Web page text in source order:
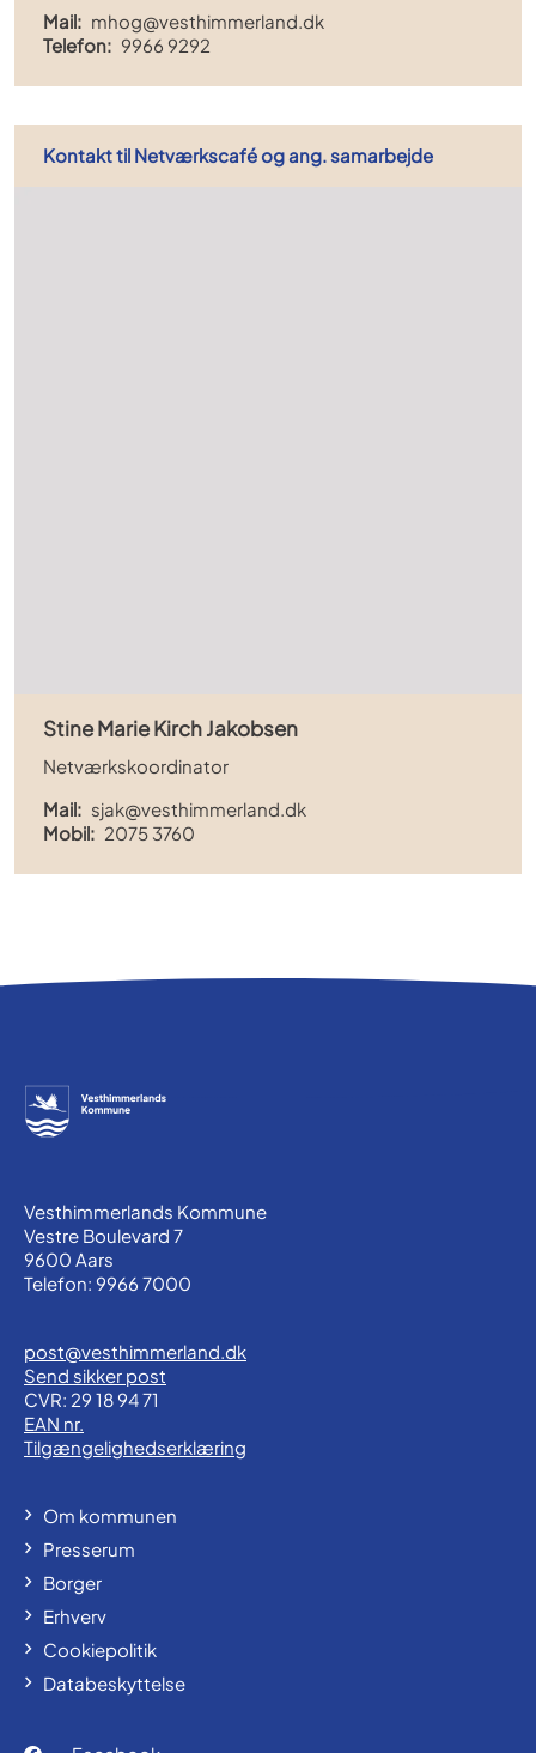
Mail: mhog@vesthimmerland.dk
Telefon: 9966 9292
Kontakt til Netværkscafé og ang. samarbejde
Stine Marie Kirch Jakobsen
Netværkskoordinator
Mail: sjak@vesthimmerland.dk
Mobil: 2075 3760
Vesthimmerlands Kommune
Vestre Boulevard 7
9600 Aars
Telefon: 9966 7000
post@vesthimmerland.dk
Send sikker post
CVR: 29 18 94 71
EAN nr.
Tilgængelighedserklæring
Om kommunen
Presserum
Borger
Erhverv
Cookiepolitik
Databeskyttelse